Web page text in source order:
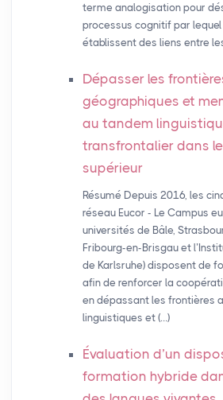
terme analogisation pour
processus cognitif par
établissent des liens entre
Dépasser les
géographiques et
au tandem
transfrontalier dans le
supérieur
Résumé Depuis 2016, les
réseau Eucor - Le Campus
universités de Bâle,
Fribourg-en-Brisgau et
de Karlsruhe) disposent de
afin de renforcer la
en dépassant les frontières
linguistiques et (…)
Évaluation d’un
formation hybride